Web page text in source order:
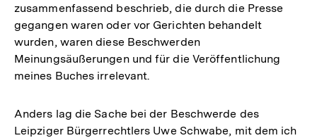
der
Fußnote
zusammenfassend beschrieb, die durch die Presse
gegangen waren oder vor Gerichten behandelt
wurden, waren diese Beschwerden
Meinungsäußerungen und für die Veröffentlichung
meines Buches irrelevant.
Anders lag die Sache bei der Beschwerde des
Leipziger Bürgerrechtlers Uwe Schwabe, mit dem ich